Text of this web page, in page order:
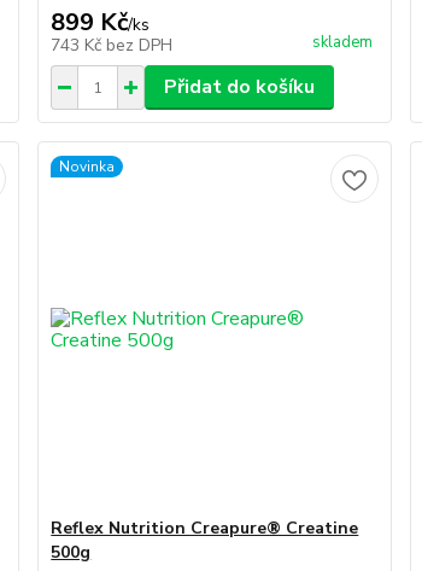
899 Kč/ks
743 Kč bez DPH skladem
Přidat do košíku
Novinka
Reflex Nutrition Creapure® Creatine
500g